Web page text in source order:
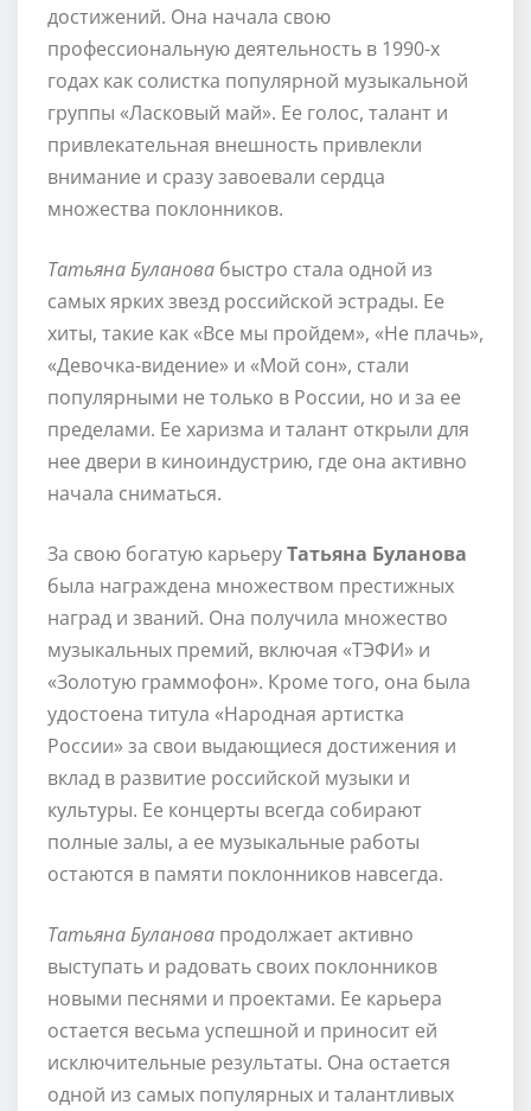
достижений. Она начала свою
профессиональную деятельность в 1990-х
годах как солистка популярной музыкальной
группы «Ласковый май». Ее голос, талант и
привлекательная внешность привлекли
внимание и сразу завоевали сердца
множества поклонников.
Татьяна Буланова быстро стала одной из
самых ярких звезд российской эстрады. Ее
хиты, такие как «Все мы пройдем», «Не плачь»,
«Девочка-видение» и «Мой сон», стали
популярными не только в России, но и за ее
пределами. Ее харизма и талант открыли для
нее двери в киноиндустрию, где она активно
начала сниматься.
За свою богатую карьеруТатьяна Буланова
была награждена множеством престижных
наград и званий. Она получила множество
музыкальных премий, включая «ТЭФИ» и
«Золотую граммофон». Кроме того, она была
удостоена титула «Народная артистка
России» за свои выдающиеся достижения и
вклад в развитие российской музыки и
культуры. Ее концерты всегда собирают
полные залы, а ее музыкальные работы
остаются в памяти поклонников навсегда.
Татьяна Буланова продолжает активно
выступать и радовать своих поклонников
новыми песнями и проектами. Ее карьера
остается весьма успешной и приносит ей
исключительные результаты. Она остается
одной из самых популярных и талантливых